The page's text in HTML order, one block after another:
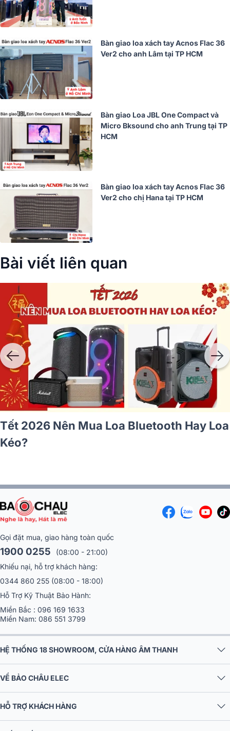
Bàn giao loa xách tay Acnos Flac 36
Ver2 cho anh Lâm tại TP HCM
Bàn giao Loa JBL One Compact và
Micro Bksound cho anh Trung tại TP
HCM
Bàn giao loa xách tay Acnos Flac 36
Ver2 cho chị Hana tại TP HCM
Bài viết liên quan
Ý
Cách kết nối micro không dây với
Gọi đặt mua, giao hàng toàn quốc
1900 0255
(08:00 - 21:00)
Khiếu nại, hỗ trợ khách hàng:
0344 860 255 (08:00 - 18:00)
Hỗ Trợ Kỹ Thuật Bảo Hành:
Miền Bắc : 096 169 1633
Miền Nam: 086 551 3799
HỆ THỐNG 18 SHOWROOM, CỬA HÀNG ÂM THANH
VỀ BẢO CHÂU ELEC
HỖ TRỢ KHÁCH HÀNG